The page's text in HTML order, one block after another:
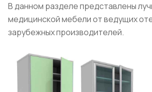
В данном разделе представлены
медицинской мебели от ведущих
зарубежных производителей.